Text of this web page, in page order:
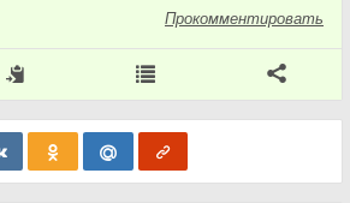
Прокомментировать